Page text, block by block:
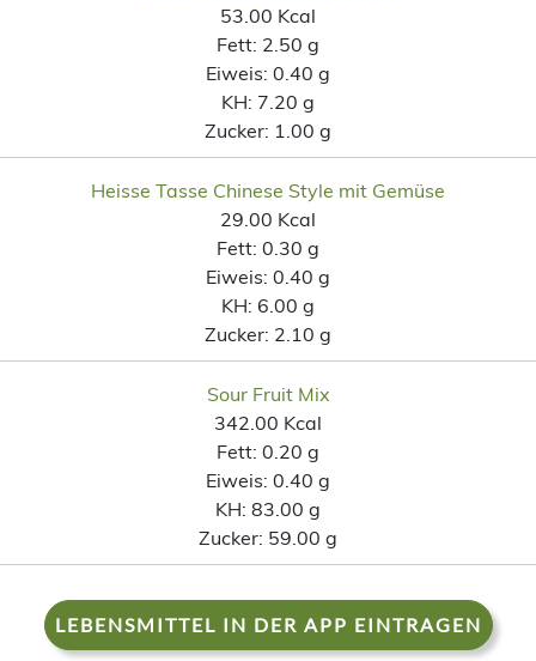
53.00 Kcal
Fett: 2.50 g
Eiweis: 0.40 g
KH: 7.20 g
Zucker: 1.00 g
Heisse Tasse Chinese Style mit Gemüse
29.00 Kcal
Fett: 0.30 g
Eiweis: 0.40 g
KH: 6.00 g
Zucker: 2.10 g
Sour Fruit Mix
342.00 Kcal
Fett: 0.20 g
Eiweis: 0.40 g
KH: 83.00 g
Zucker: 59.00 g
LEBENSMITTEL IN DER APP EINTRAGEN